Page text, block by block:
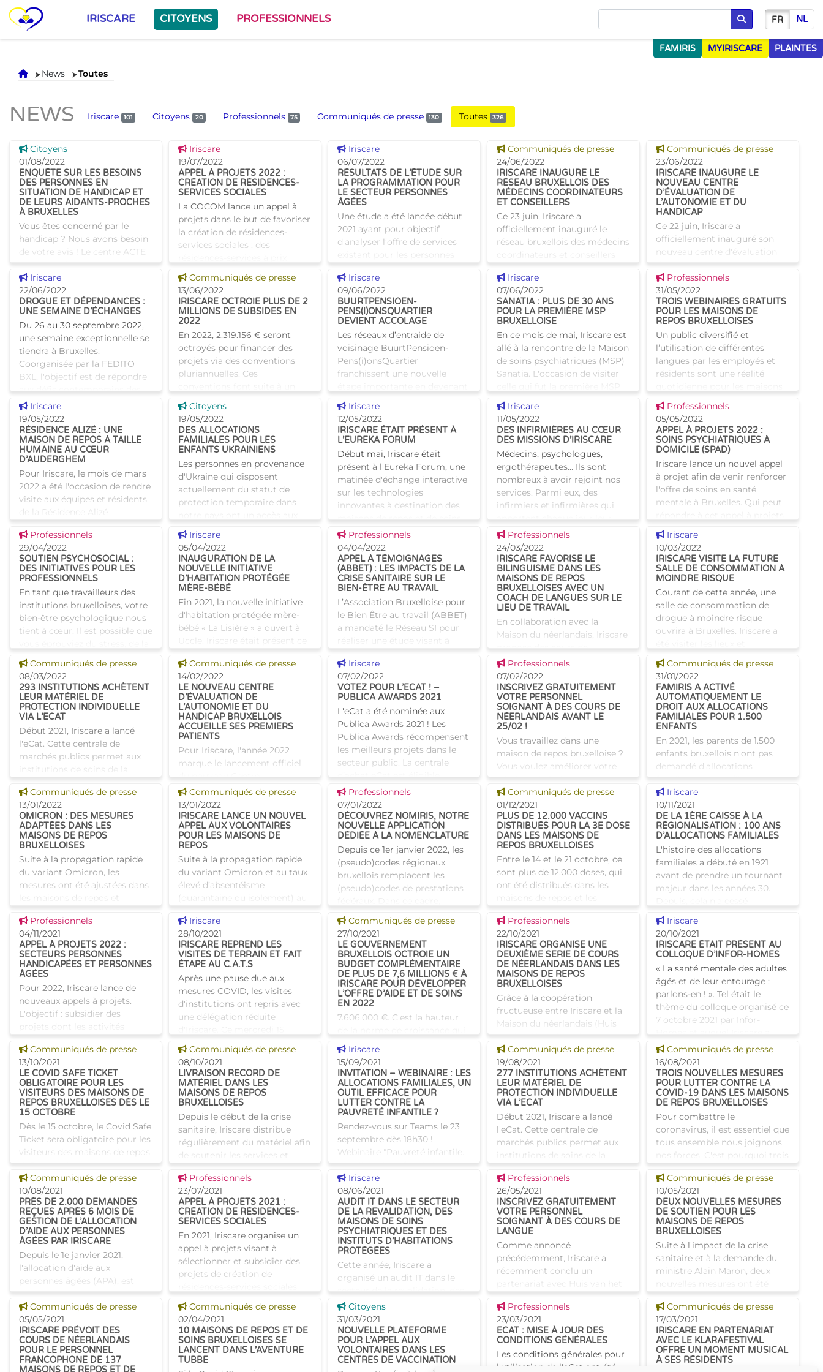
IRISCARE CITOYENS PROFESSIONNELS
Chercher
FR NL
FAMIRIS MYIRISCARE PLAINTES
Accueil
News Toutes
NEWS Iriscare 101 Citoyens 20 Professionnels 75 Communiqués de presse 130 Toutes 326
Voir cette news
Citoyens
01/08/2022
ENQUÊTE SUR LES BESOINS
DES PERSONNES EN
SITUATION DE HANDICAP ET
DE LEURS AIDANTS-PROCHES
À BRUXELLES
Vous êtes concerné par le
handicap ? Nous avons besoin
de votre avis ! Le centre ACTE
a été mandaté par la COCOF
et la COCOM pour réaliser une
étude sur la situation et les
besoins des pers
Voir cette news
Iriscare
19/07/2022
APPEL À PROJETS 2022 :
CRÉATION DE RÉSIDENCES-
SERVICES SOCIALES
La COCOM lance un appel à
projets dans le but de favoriser
la création de résidences-
services sociales : des
accessibles favorisant les liens
sociaux entre résid
Voir cette news
Iriscare
06/07/2022
RÉSULTATS DE L’ÉTUDE SUR
LA PROGRAMMATION POUR
LE SECTEUR PERSONNES
ÂGÉES
Une étude a été lancée début
2021 ayant pour objectif
d'analyser l’offre de services
d’hébergement. Cela
comprend les places en
maisons
Voir cette news
Communiqués de presse
24/06/2022
IRISCARE INAUGURE LE
RÉSEAU BRUXELLOIS DES
MÉDECINS COORDINATEURS
ET CONSEILLERS
Ce 23 juin, Iriscare a
officiellement inauguré le
réseau bruxellois des médecins
coordinateurs et conseillers
ministre Alain Maron. Suite à la
crise du coronavirus, un r
Voir cette news
Communiqués de presse
23/06/2022
IRISCARE INAUGURE LE
NOUVEAU CENTRE
D’ÉVALUATION DE
L’AUTONOMIE ET DU
HANDICAP
Ce 22 juin, Iriscare a
officiellement inauguré son
nouveau centre d'évaluation
de l'autonomie et du handicap
en présence des ministres
Alain Maron, Sven Gatz et
d'une représentante du
ministre Be
Voir cette news
Iriscare
22/06/2022
DROGUE ET DÉPENDANCES :
UNE SEMAINE D’ÉCHANGES
Du 26 au 30 septembre 2022,
une semaine exceptionnelle se
tiendra à Bruxelles.
Coorganisée par la FEDITO
BXL, l'objectif est de répondre
aux défis contemporains des
usages de drogues et
conduites
Voir cette news
Communiqués de presse
13/06/2022
IRISCARE OCTROIE PLUS DE 2
MILLIONS DE SUBSIDES EN
2022
En 2022, 2.319.156 € seront
octroyés pour financer des
projets via des conventions
pluriannuelles. Ces
important travail de
simplification administrative
de la gestion
Voir cette news
Iriscare
09/06/2022
BUURTPENSIOEN-
PENS(I)ONSQUARTIER
DEVIENT ACCOLAGE
Les réseaux d’entraide de
voisinage BuurtPensioen-
Pens(i)onsQuartier
franchissent une nouvelle
une association sans but
lucratif indépendante. Le 2 juin
2022, l'ASBL
Voir cette news
Iriscare
07/06/2022
SANATIA : PLUS DE 30 ANS
POUR LA PREMIÈRE MSP
BRUXELLOISE
En ce mois de mai, Iriscare est
allé à la rencontre de la Maison
de soins psychiatriques (MSP)
Sanatia. L'occasion de visiter
bruxelloise. Voilà un peu plus
de 30
Voir cette news
Professionnels
31/05/2022
TROIS WEBINAIRES GRATUITS
POUR LES MAISONS DE
REPOS BRUXELLOISES
Un public diversifié et
l’utilisation de différentes
langues par les employés et
résidents sont une réalité
de repos bruxelloises. Le
néerlandais est l'une des n
Voir cette news
Iriscare
19/05/2022
RÉSIDENCE ALIZÉ : UNE
MAISON DE REPOS À TAILLE
HUMAINE AU CŒUR
D’AUDERGHEM
Pour Iriscare, le mois de mars
2022 a été l'occasion de rendre
visite aux équipes et résidents
de la Résidence Alizé
repos et de soins offre un
environnement conviv
Voir cette news
Citoyens
19/05/2022
DES ALLOCATIONS
FAMILIALES POUR LES
ENFANTS UKRAINIENS
Les personnes en provenance
d'Ukraine qui disposent
actuellement du statut de
protection temporaire dans
droits sociaux, y compris le
droit aux allocations familiales.
Voir cette news
Iriscare
12/05/2022
IRISCARE ÉTAIT PRÉSENT À
L’EUREKA FORUM
Début mai, Iriscare était
présent à l'Eureka Forum, une
matinée d'échange interactive
sur les technologies
innovantes à destination des
maisons de repos et de soins,
des services résidentiels
Voir cette news
Iriscare
11/05/2022
DES INFIRMIÈRES AU CŒUR
DES MISSIONS D’IRISCARE
Médecins, psychologues,
ergothérapeutes… Ils sont
nombreux à avoir rejoint nos
services. Parmi eux, des
infirmiers et infirmières qui
apportent chaque jour leur
expertise afin de permettre à I
Voir cette news
Professionnels
05/05/2022
APPEL À PROJETS 2022 :
SOINS PSYCHIATRIQUES À
DOMICILE (SPAD)
Iriscare lance un nouvel appel
à projet afin de venir renforcer
l'offre de soins en santé
mentale à Bruxelles. Qui peut
? Il vise les Initiatives d'Habitati
Voir cette news
Professionnels
29/04/2022
SOUTIEN PSYCHOSOCIAL :
DES INITIATIVES POUR LES
PROFESSIONNELS
En tant que travailleurs des
institutions bruxelloises, votre
bien-être psychologique nous
tient à cœur. Il est possible que
désorientation, de l’angoisse
ou en
Voir cette news
Iriscare
05/04/2022
INAUGURATION DE LA
NOUVELLE INITIATIVE
D’HABITATION PROTÉGÉE
MÈRE-BÉBÉ
Fin 2021, la nouvelle initiative
d'habitation protégée mère-
bébé « La Lisière » a ouvert à
l'inauguration officielle. Ce 3
Voir cette news
Professionnels
04/04/2022
APPEL À TÉMOIGNAGES
(ABBET) : LES IMPACTS DE LA
CRISE SANITAIRE SUR LE
BIEN-ÊTRE AU TRAVAIL
L’Association Bruxelloise pour
le Bien Être au travail (ABBET)
a mandaté le Réseau SI pour
réaliser une étude visant à
crise sanitaire sur le bien-être
au tr
Voir cette news
Professionnels
24/03/2022
IRISCARE FAVORISE LE
BILINGUISME DANS LES
MAISONS DE REPOS
BRUXELLOISES AVEC UN
COACH DE LANGUES SUR LE
LIEU DE TRAVAIL
En collaboration avec la
Maison du néerlandais, Iriscare
propose des cours de
néerlandais au personnel
francophone des 137 maisons
de repos et de soins
bruxelloises agréées et
financées par Iris
Voir cette news
Iriscare
10/03/2022
IRISCARE VISITE LA FUTURE
SALLE DE CONSOMMATION À
MOINDRE RISQUE
Courant de cette année, une
salle de consommation de
drogue à moindre risque
ouvrira à Bruxelles. Iriscare a
rencontrer les équipes qui
coordonnent ce projet. L'anné
Voir cette news
Communiqués de presse
08/03/2022
293 INSTITUTIONS ACHÈTENT
LEUR MATÉRIEL DE
PROTECTION INDIVIDUELLE
VIA L’ECAT
Début 2021, Iriscare a lancé
l'eCat. Cette centrale de
marchés publics permet aux
institutions de soins de la
d’acheter directement auprès
de fournisseurs, le maté
Voir cette news
Communiqués de presse
14/02/2022
LE NOUVEAU CENTRE
D’ÉVALUATION DE
L’AUTONOMIE ET DU
HANDICAP BRUXELLOIS
ACCUEILLE SES PREMIERS
PATIENTS
Pour Iriscare, l'année 2022
marque le lancement officiel
du nouveau Centre
d'évaluation de l'autonomie et
du handicap bruxellois. Ce 10
février, celui-ci a accueilli ses
premiers patients au sein d
Voir cette news
Iriscare
07/02/2022
VOTEZ POUR L’ECAT ! –
PUBLICA AWARDS 2021
L'eCat a été nominée aux
Publica Awards 2021 ! Les
Publica Awards récompensent
les meilleurs projets dans le
secteur public. La centrale
d’achat eCat est éligible,
notamment pour sa valeur
ajou
Voir cette news
Professionnels
07/02/2022
INSCRIVEZ GRATUITEMENT
VOTRE PERSONNEL
SOIGNANT À DES COURS DE
NÉERLANDAIS AVANT LE
25/02 !
Vous travaillez dans une
maison de repos bruxelloise ?
Vous voulez améliorer votre
néerlandais ? Nous avons ce
qu’il vous faut ! En automne
2021, les cours proposés
gratuitement par Iriscare e
Voir cette news
Communiqués de presse
31/01/2022
FAMIRIS A ACTIVÉ
AUTOMATIQUEMENT LE
DROIT AUX ALLOCATIONS
FAMILIALES POUR 1.500
ENFANTS
En 2021, les parents de 1.500
enfants bruxellois n'ont pas
demandé d'allocations
familiales alors qu’ils y avaient
droit. Famiris a activé
automatiquement ce droit
pour ces enfants et a ainsi vers
Voir cette news
Communiqués de presse
13/01/2022
OMICRON : DES MESURES
ADAPTÉES DANS LES
MAISONS DE REPOS
BRUXELLOISES
Suite à la propagation rapide
du variant Omicron, les
mesures ont été ajustées dans
les maisons de repos et
bruxelloises. En raison de
l’augmentation exponentiell
Voir cette news
Communiqués de presse
13/01/2022
IRISCARE LANCE UN NOUVEL
APPEL AUX VOLONTAIRES
POUR LES MAISONS DE
REPOS
Suite à la propagation rapide
du variant Omicron et au taux
élevé d’absentéisme
(quarantaine ou isolement) au
maisons de repos et maisons
de repos et de soins, Iriscar
Voir cette news
Professionnels
07/01/2022
DÉCOUVREZ NOMIRIS, NOTRE
NOUVELLE APPLICATION
DÉDIÉE À LA NOMENCLATURE
Depuis ce 1er janvier 2022, les
(pseudo)codes régionaux
bruxellois remplacent les
(pseudo)codes de prestations
Iriscare a développé une
application en ligne dédiée à l
Voir cette news
Communiqués de presse
01/12/2021
PLUS DE 12.000 VACCINS
DISTRIBUÉS POUR LA 3E DOSE
DANS LES MAISONS DE
REPOS BRUXELLOISES
Entre le 14 et le 21 octobre, ce
sont plus de 12.000 doses, qui
ont été distribués dans les
maisons de repos et les
bruxelloises en collaboration
avec les Services du C
Voir cette news
Iriscare
10/11/2021
DE LA 1ÈRE CAISSE À LA
RÉGIONALISATION : 100 ANS
D’ALLOCATIONS FAMILIALES
L'histoire des allocations
familiales a débuté en 1921
avant de prendre un tournant
majeur dans les années 30.
d'évoluer, notamment avec la
création de l'ONAFTS en 1960,
d
Voir cette news
Professionnels
04/11/2021
APPEL À PROJETS 2022 :
SECTEURS PERSONNES
HANDICAPÉES ET PERSONNES
ÂGÉES
Pour 2022, Iriscare lance de
nouveaux appels à projets.
L'objectif : subsidier des
projets dont les activités
de la santé ou de l’aide aux
personnes, spécifiquem
Voir cette news
Iriscare
28/10/2021
IRISCARE REPREND LES
VISITES DE TERRAIN ET FAIT
ÉTAPE AU C.A.T.S
Après une pause due aux
mesures COVID, les visites
d'institutions ont repris avec
une délégation réduite
septembre, Tania Dekens
(Fonctionnaire Dirigeant) et
Anne Otteva
Voir cette news
Communiqués de presse
27/10/2021
LE GOUVERNEMENT
BRUXELLOIS OCTROIE UN
BUDGET COMPLÉMENTAIRE
DE PLUS DE 7,6 MILLIONS € À
IRISCARE POUR DÉVELOPPER
L’OFFRE D’AIDE ET DE SOINS
EN 2022
7.606.000 €. C'est la hauteur
a été attribué à Iriscare par le
Collège réuni afin de mettre en
œuvre de nouvelles politiques
durant l'année 2022. Un
montant qui
Voir cette news
Professionnels
22/10/2021
IRISCARE ORGANISE UNE
DEUXIÈME SERIE DE COURS
DE NÉERLANDAIS DANS LES
MAISONS DE REPOS
BRUXELLOISES
Grâce à la coopération
fructueuse entre Iriscare et la
Maison du néerlandais (Huis
van het Nederlands) à
Bruxelles, une première édition
réussie de cours de néerlandais
a eu lieu en septembre
Voir cette news
Iriscare
20/10/2021
IRISCARE ÉTAIT PRÉSENT AU
COLLOQUE D’INFOR-HOMES
« La santé mentale des adultes
âgés et de leur entourage :
parlons-en ! ». Tel était le
thème du colloque organisé ce
7 octobre 2021 par Infor-
Homes et auquel Iriscare a
participé. Comment
Voir cette news
Communiqués de presse
13/10/2021
LE COVID SAFE TICKET
OBLIGATOIRE POUR LES
VISITEURS DES MAISONS DE
REPOS BRUXELLOISES DÈS LE
15 OCTOBRE
Dès le 15 octobre, le Covid Safe
Ticket sera obligatoire pour les
visiteurs des maisons de repos
(MR) et maisons de repos et de
soins (MRS) bruxelloises. Cette
mesure complète les
dispositifs déjà
Voir cette news
Communiqués de presse
08/10/2021
LIVRAISON RECORD DE
MATÉRIEL DANS LES
MAISONS DE REPOS
BRUXELLOISES
Depuis le début de la crise
sanitaire, Iriscare distribue
régulièrement du matériel afin
de soutenir les services et
semaine, Iriscare a effectué
l'une de ses plu
Voir cette news
Iriscare
15/09/2021
INVITATION – WEBINAIRE : LES
ALLOCATIONS FAMILIALES, UN
OUTIL EFFICACE POUR
LUTTER CONTRE LA
PAUVRETÉ INFANTILE ?
Rendez-vous sur Teams le 23
septembre dès 18h30 !
Webinaire "Pauvreté infantile.
Les allocations familiales, un
outil efficace ?" Avec la
participation de : Bernard
Clerfayt, Ministre bru
Voir cette news
Communiqués de presse
19/08/2021
277 INSTITUTIONS ACHÈTENT
LEUR MATÉRIEL DE
PROTECTION INDIVIDUELLE
VIA L’ECAT
Début 2021, Iriscare a lancé
l'eCat. Cette centrale de
marchés publics permet aux
institutions de soins de la
d’acheter directement auprès
de fournisseurs le matér
Voir cette news
Communiqués de presse
16/08/2021
TROIS NOUVELLES MESURES
POUR LUTTER CONTRE LA
COVID-19 DANS LES MAISONS
DE REPOS BRUXELLOISES
Pour combattre le
coronavirus, il est essentiel que
tous ensemble nous joignons
nos forces. C'est pourquoi trois
dans les maisons de repos (et
de soins) bruxelloises afin l
Voir cette news
Communiqués de presse
10/08/2021
PRÈS DE 2.000 DEMANDES
REÇUES APRÈS 6 MOIS DE
GESTION DE L’ALLOCATION
D’AIDE AUX PERSONNES
ÂGÉES PAR IRISCARE
Depuis le 1e janvier 2021,
l'allocation d'aide aux
personnes âgées (APA), est
gérée par Iriscare. Une
compétence transférée depuis
2014 suite à la 6e réforme de
l'Etat, mais dont l'organisme
Voir cette news
Professionnels
23/07/2021
APPEL À PROJETS 2021 :
CRÉATION DE RÉSIDENCES-
SERVICES SOCIALES
En 2021, Iriscare organise un
appel à projets visant à
sélectionner et subsidier des
projets de création de
sur le territoire de la Région
Bruxelles-Capitale. Plusie
Voir cette news
Iriscare
08/06/2021
AUDIT IT DANS LE SECTEUR
DE LA REVALIDATION, DES
MAISONS DE SOINS
PSYCHIATRIQUES ET DES
INSTITUTS D’HABITATIONS
PROTÉGÉES
Cette année, Iriscare a
organisé un audit IT dans le
secteur de la revalidation, des
maisons de soins
psychiatriques et des instituts
d'habitations protégées. Cet
audit avait pour objectif de c
Voir cette news
Professionnels
26/05/2021
INSCRIVEZ GRATUITEMENT
VOTRE PERSONNEL
SOIGNANT À DES COURS DE
LANGUE
Comme annoncé
précédemment, Iriscare a
récemment conclu un
néerlandais) à Bruxelles afin
d’organiser une formation en
néerlandais pour les
Voir cette news
Communiqués de presse
10/05/2021
DEUX NOUVELLES MESURES
DE SOUTIEN POUR LES
MAISONS DE REPOS
BRUXELLOISES
Suite à l'impact de la crise
sanitaire et à la demande du
ministre Alain Maron, deux
mieux les maisons de repos et
maisons de repos et de s
Voir cette news
Communiqués de presse
05/05/2021
IRISCARE PRÉVOIT DES
COURS DE NÉERLANDAIS
POUR LE PERSONNEL
FRANCOPHONE DE 137
MAISONS DE REPOS ET DE
Voir cette news
Communiqués de presse
02/04/2021
10 MAISONS DE REPOS ET DE
SOINS BRUXELLOISES SE
LANCENT DANS L’AVENTURE
TUBBE
Voir cette news
Citoyens
31/03/2021
NOUVELLE PLATEFORME
POUR L’APPEL AUX
VOLONTAIRES DANS LES
CENTRES DE VACCINATION
Voir cette news
Professionnels
23/03/2021
ECAT : MISE À JOUR DES
CONDITIONS GÉNÉRALES
Les conditions générales pour
l'utilisation de l'eCat ont été
Voir cette news
Communiqués de presse
17/03/2021
IRISCARE EN PARTENARIAT
AVEC LE KLARAFESTIVAL
OFFRE UN MOMENT MUSICAL
À SES RÉSIDENTS